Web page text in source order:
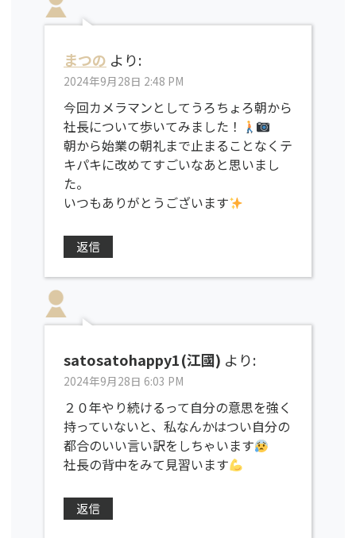
まつの より:
2024年9月28日 2:48 PM
今回カメラマンとしてうろちょろ朝から
社長について歩いてみました！
朝から始業の朝礼まで止まることなくテ
キパキに改めてすごいなあと思いまし
た。
いつもありがとうございます
返信
satosatohappy1(江國) より:
2024年9月28日 6:03 PM
２０年やり続けるって自分の意思を強く
持っていないと、私なんかはつい自分の
都合のいい言い訳をしちゃいます
社長の背中をみて見習います
返信